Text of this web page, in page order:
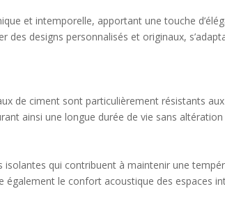
et intemporelle, apportant une touche
designs personnalisés et originaux,
de ciment sont particulièrement résistants aux
ainsi une longue durée de vie sans altération
qui contribuent à maintenir une
le confort acoustique des espaces